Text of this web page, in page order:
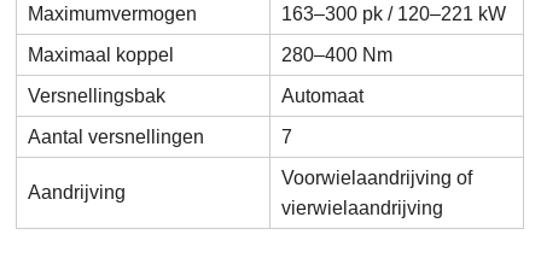
Maximumvermogen
163–300 pk / 120–221 kW
Maximaal koppel
280–400 Nm
Versnellingsbak
Automaat
Aantal versnellingen
7
Aandrijving
Voorwielaandrijving of
vierwielaandrijving